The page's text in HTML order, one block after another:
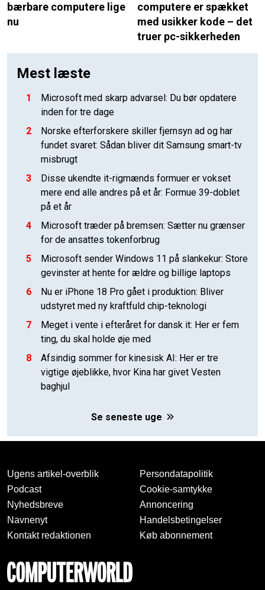
bærbare computere lige
nu
computere er spækket
med usikker kode – det
truer pc-sikkerheden
Mest læste
1
Microsoft med skarp advarsel: Du bør opdatere
inden for tre dage
2
Norske efterforskere skiller fjernsyn ad og har
fundet svaret: Sådan bliver dit Samsung smart-tv
misbrugt
3
Disse ukendte it-rigmænds formuer er vokset
mere end alle andres på et år: Formue 39-doblet
på et år
4
Microsoft træder på bremsen: Sætter nu grænser
for de ansattes tokenforbrug
5
Microsoft sender Windows 11 på slankekur: Store
gevinster at hente for ældre og billige laptops
6
Nu er iPhone 18 Pro gået i produktion: Bliver
udstyret med ny kraftfuld chip-teknologi
7
Meget i vente i efteråret for dansk it: Her er fem
ting, du skal holde øje med
8
Afsindig sommer for kinesisk AI: Her er tre
vigtige øjeblikke, hvor Kina har givet Vesten
baghjul
Se seneste uge
Ugens artikel-overblik
Podcast
Nyhedsbreve
Navnenyt
Kontakt redaktionen
Persondatapolitik
Cookie-samtykke
Annoncering
Handelsbetingelser
Køb abonnement